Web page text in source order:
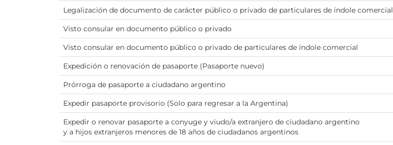
Legalización de documento de carácter público o privado de particulares de índole comercial
Visto consular en documento público o privado
Visto consular en documento público o privado de particulares de índole comercial
Expedición o renovación de pasaporte (Pasaporte nuevo)
Prórroga de pasaporte a ciudadano argentino
Expedir pasaporte provisorio (Solo para regresar a la Argentina)
Expedir o renovar pasaporte a conyuge y viudo/a extranjero de ciudadano argentino
y a hijos extranjeros menores de 18 años de ciudadanos argentinos